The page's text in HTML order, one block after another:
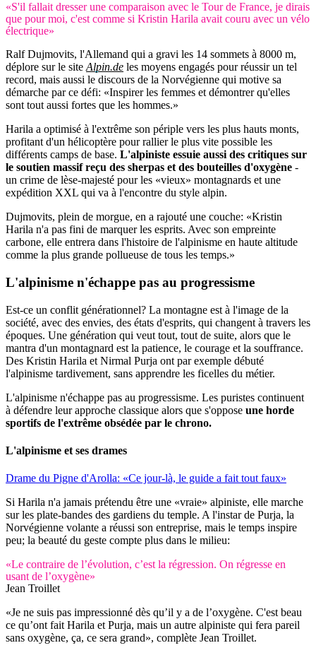
«S'il fallait dresser une comparaison avec le Tour de France, je dirais
que pour moi, c'est comme si Kristin Harila avait couru avec un vélo
électrique»
Ralf Dujmovits, l'Allemand qui a gravi les 14 sommets à 8000 m,
déplore sur le site Alpin.de les moyens engagés pour réussir un tel
record, mais aussi le discours de la Norvégienne qui motive sa
démarche par ce défi: «Inspirer les femmes et démontrer qu'elles
sont tout aussi fortes que les hommes.»
Harila a optimisé à l'extrême son périple vers les plus hauts monts,
profitant d'un hélicoptère pour rallier le plus vite possible les
différents camps de base. L'alpiniste essuie aussi des critiques sur
le soutien massif reçu des sherpas et des bouteilles d'oxygène -
un crime de lèse-majesté pour les «vieux» montagnards et une
expédition XXL qui va à l'encontre du style alpin.
Dujmovits, plein de morgue, en a rajouté une couche: «Kristin
Harila n'a pas fini de marquer les esprits. Avec son empreinte
carbone, elle entrera dans l'histoire de l'alpinisme en haute altitude
comme la plus grande pollueuse de tous les temps.»
L'alpinisme n'échappe pas au progressisme
Est-ce un conflit générationnel? La montagne est à l'image de la
société, avec des envies, des états d'esprits, qui changent à travers les
époques. Une génération qui veut tout, tout de suite, alors que le
mantra d'un montagnard est la patience, le courage et la souffrance.
Des Kristin Harila et Nirmal Purja ont par exemple débuté
l'alpinisme tardivement, sans apprendre les ficelles du métier.
L'alpinisme n'échappe pas au progressisme. Les puristes continuent
à défendre leur approche classique alors que s'oppose une horde
sportifs de l'extrême obsédée par le chrono.
L'alpinisme et ses drames
Drame du Pigne d'Arolla: «Ce jour-là, le guide a fait tout faux»
Si Harila n'a jamais prétendu être une «vraie» alpiniste, elle marche
sur les plate-bandes des gardiens du temple. A l'instar de Purja, la
Norvégienne volante a réussi son entreprise, mais le temps inspire
peu; la beauté du geste compte plus dans le milieu:
«Le contraire de l’évolution, c’est la régression. On régresse en
usant de l’oxygène»
Jean Troillet
«Je ne suis pas impressionné dès qu’il y a de l’oxygène. C'est beau
ce qu’ont fait Harila et Purja, mais un autre alpiniste qui fera pareil
sans oxygène, ça, ce sera grand», complète Jean Troillet.